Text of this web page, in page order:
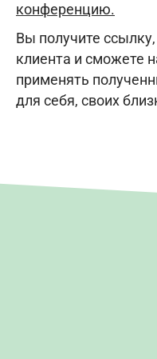
конференцию.
Вы получите
клиента и сможете
применять
для себя, своих